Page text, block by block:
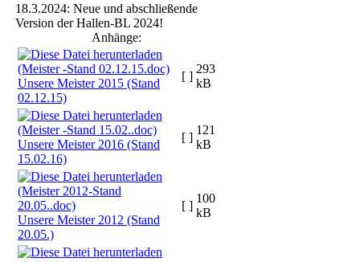
18.3.2024: Neue und abschließende
Version der Hallen-BL 2024!
Anhänge:
Unsere Meister 2015 (Stand
02.12.15)
[ ]
293
kB
Unsere Meister 2016 (Stand
15.02.16)
[ ]
121
kB
Unsere Meister 2012 (Stand
20.05.)
[ ]
100
kB